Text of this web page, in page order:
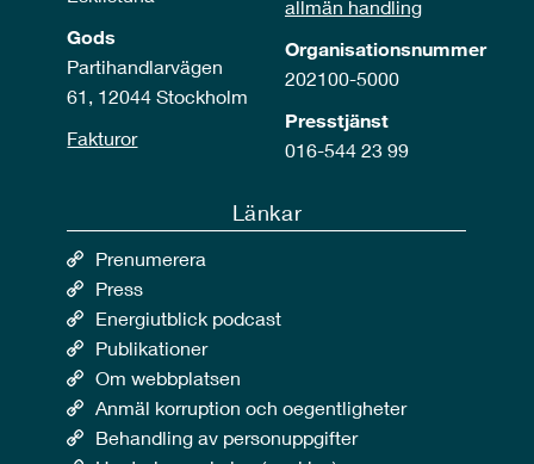
Gods
Partihandlarvägen
61, 12044 Stockholm
Fakturor
allmän handling
Organisationsnummer
202100-5000
Presstjänst
016-544 23 99
Länkar
Prenumerera
Press
Energiutblick podcast
Publikationer
Om webbplatsen
Anmäl korruption och oegentligheter
Behandling av personuppgifter